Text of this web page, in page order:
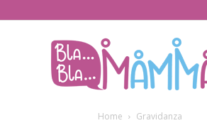
Home Gravidanza